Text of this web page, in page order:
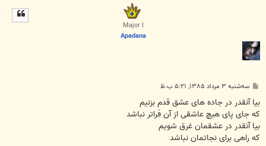
Major I
Apadana
پ
ت
سه‌شنبه ۳ مرداد ۱۳۸۵, ۵:۲۱ ب.ظ
بیا آنقدر در جاده های عشق قدم بزنیم
که جای پای هیچ عاشقی از آن فراتر نباشد
بیا آنقدر در عشقمان غرق شویم
که راهی برای نجاتمان نباشد